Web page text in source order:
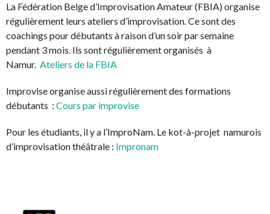
La Fédération Belge d’Improvisation Amateur (FBIA) organise
régulièrement leurs ateliers d’improvisation. Ce sont des
coachings pour débutants à raison d’un soir par semaine
pendant 3 mois. Ils sont régulièrement organisés à
Namur. Ateliers de la FBIA
Improvise organise aussi régulièrement des formations
débutants : Cours par improvise
Pour les étudiants, il y a l’ImproNam. Le kot-à-projet namurois
d’improvisation théâtrale : Impronam